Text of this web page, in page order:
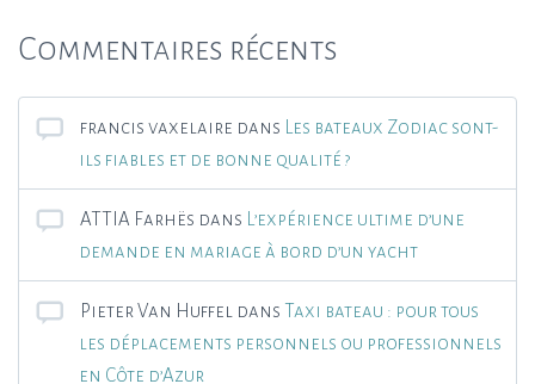
Commentaires récents
francis vaxelaire dans
Les bateaux Zodiac sont-
ils fiables et de bonne qualité ?
ATTIA Farhës dans
L’expérience ultime d’une
demande en mariage à bord d’un yacht
Pieter Van Huffel dans Taxi bateau : pour tous
les déplacements personnels ou professionnels
en Côte d’Azur